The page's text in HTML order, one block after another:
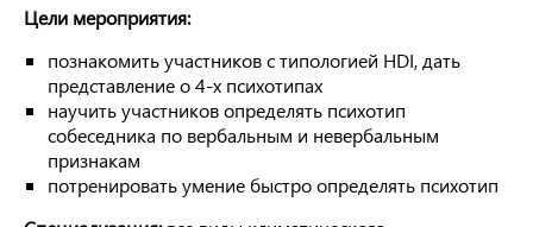
Цели мероприятия:
познакомить участников с типологией HDI, дать
представление о 4-х психотипах
научить участников определять психотип
собеседника по вербальным и невербальным
признакам
потренировать умение быстро определять психотип